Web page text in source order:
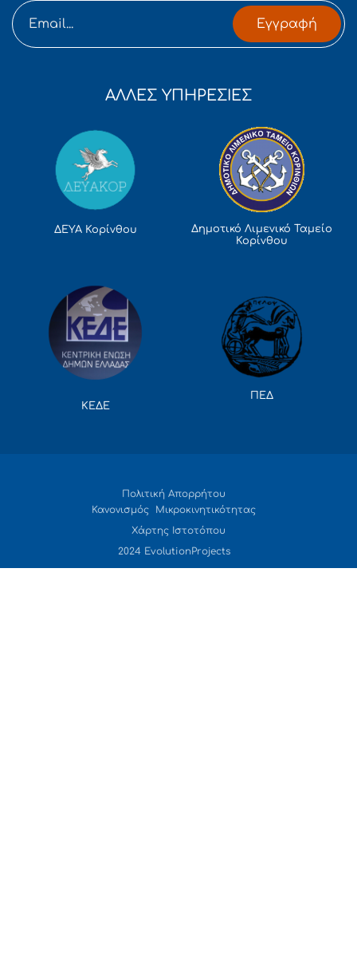
Εγγραφή
ΑΛΛΕΣ ΥΠΗΡΕΣΙΕΣ
ΔΕΥΑ Κορίνθου
Δημοτικό Λιμενικό Ταμείο
Κορίνθου
ΚΕΔΕ
ΠΕΔ
Πολιτική Απορρήτου
Κανονισμός Μικροκινητικότητας
Χάρτης Ιστοτόπου
2024 EvolutionProjects